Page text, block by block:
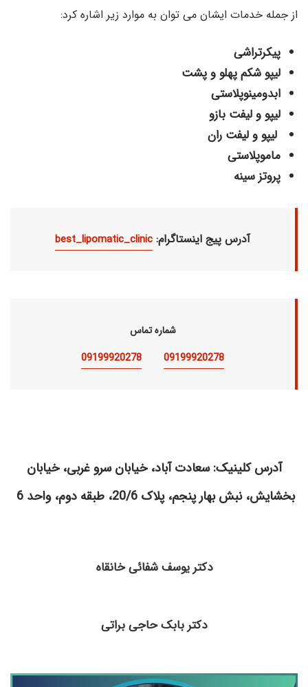
از جمله خدمات ایشان می توان به موارد زیر اشاره کرد:
پیکرتراشی
لیپو شکم پهلو و پشت
ابدومینوپلاستی
لیپو و لیفت بازو
لیپو و لیفت ران
ماموپلاستی
پروتز سینه
best_lipomatic_clinic :آدرس پیج اینستاگرام
شماره تماس
09199920278
09199920278
آدرس کلینیک: سعادت آباد، خیابان سرو غربی، خیابان
بخشایش، نبش بهار پنجم، پلاک 20/6، طبقه دوم، واحد 6
دکتر یوسف شفائی خانقاه
دکتر بابک حاجی براتی